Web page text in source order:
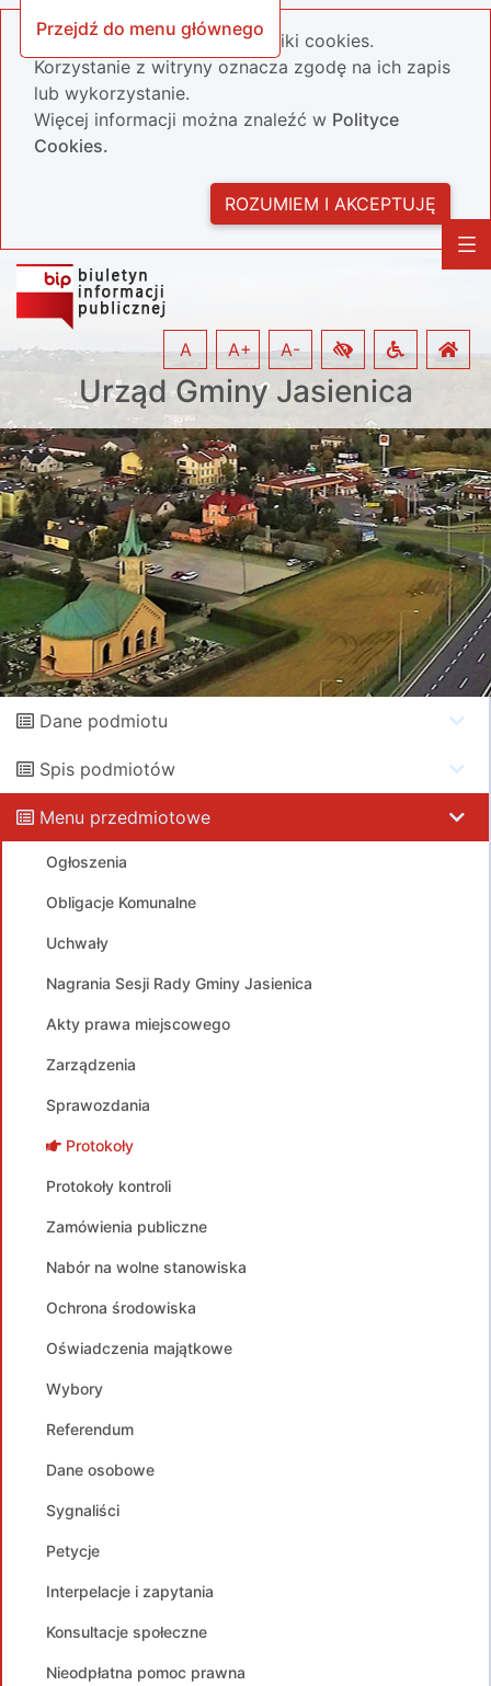
Przejdź do menu głównego
Nasza strona wykorzystuje pliki cookies.
Korzystanie z witryny oznacza zgodę na ich zapis
lub wykorzystanie.
Więcej informacji można znaleźć w Polityce
Cookies.
ROZUMIEM I AKCEPTUJĘ
Urząd Gminy Jasienica
A A+ A-
Dane podmiotu
Spis podmiotów
Menu przedmiotowe
Ogłoszenia
Obligacje Komunalne
Uchwały
Nagrania Sesji Rady Gminy Jasienica
Akty prawa miejscowego
Zarządzenia
Sprawozdania
Protokoły
Protokoły kontroli
Zamówienia publiczne
Nabór na wolne stanowiska
Ochrona środowiska
Oświadczenia majątkowe
Wybory
Referendum
Dane osobowe
Sygnaliści
Petycje
Interpelacje i zapytania
Konsultacje społeczne
Nieodpłatna pomoc prawna